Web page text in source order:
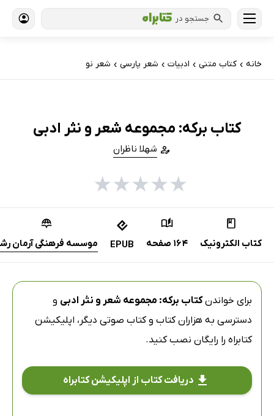
جستجو در
خانه › کتاب‌ متنی › ادبیات › شعر پارسی › شعر نو
کتاب برکه: مجموعه شعر و نثر ادبی
شهلا ناظران
★
★
★
★
★
کتاب الکترونیک 164 صفحه EPUB موسسه فرهنگی آرمان
برای خواندنکتاب برکه: مجموعه شعر و نثر ادبی و
دسترسی به هزاران کتاب و کتاب صوتی دیگر، اپلیکیشن
کتابراه را رایگان نصب کنید.
دریافت کتاب از اپلیکیشن کتابراه